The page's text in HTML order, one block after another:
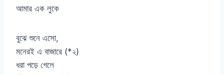
আমার এক লুকে
বুঝে শুনে এসো,
মনেরই এ বাজারে (*২)
ধরা পড়ে গেলে